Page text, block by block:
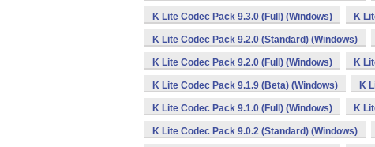
K Lite Codec Pack 9.3.0 (Full) (Windows) K
K Lite Codec Pack 9.2.0 (Standard) (Windows)
K Lite Codec Pack 9.2.0 (Full) (Windows) K
K Lite Codec Pack 9.1.9 (Beta) (Windows) K
K Lite Codec Pack 9.1.0 (Full) (Windows) K
K Lite Codec Pack 9.0.2 (Standard) (Windows)